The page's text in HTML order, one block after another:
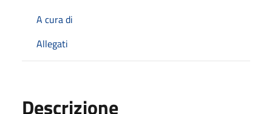
A cura di
Allegati
Descrizione